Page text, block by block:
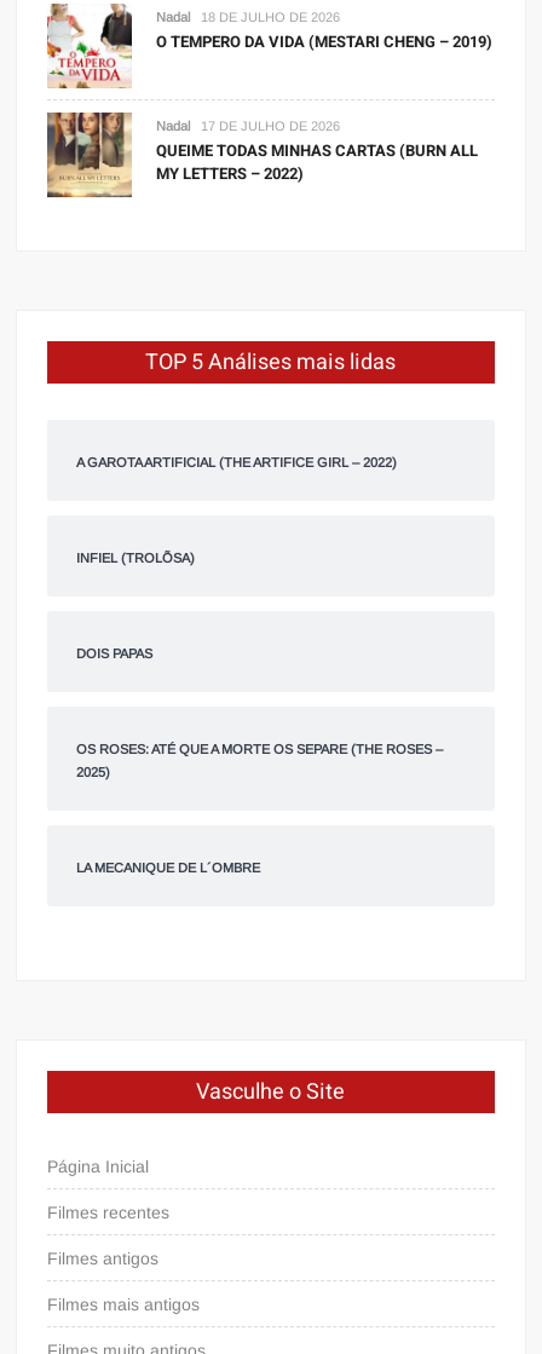
Nadal 18 DE JULHO DE 2026
O TEMPERO DA VIDA (MESTARI CHENG – 2019)
Nadal 17 DE JULHO DE 2026
QUEIME TODAS MINHAS CARTAS (BURN ALL
MY LETTERS – 2022)
TOP 5 Análises mais lidas
A GAROTA ARTIFICIAL (THE ARTIFICE GIRL – 2022)
INFIEL (TROLÕSA)
DOIS PAPAS
OS ROSES: ATÉ QUE A MORTE OS SEPARE (THE ROSES –
2025)
LA MECANIQUE DE L´OMBRE
Vasculhe o Site
Página Inicial
Filmes recentes
Filmes antigos
Filmes mais antigos